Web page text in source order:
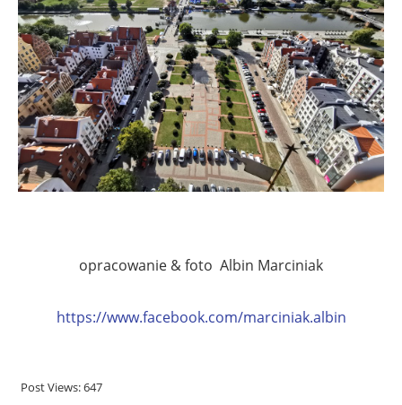
opracowanie & foto Albin Marciniak
https://www.facebook.com/marciniak.albin
Post Views:647